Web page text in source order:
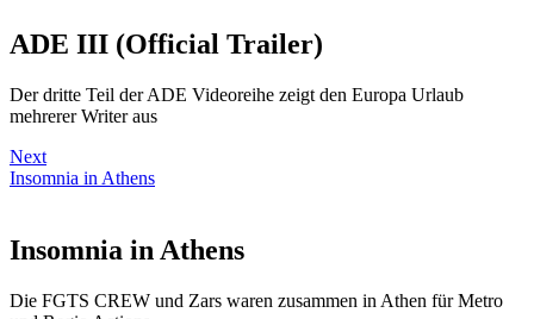
ADE III (Official Trailer)
Der dritte Teil der ADE Videoreihe zeigt den Europa Urlaub
mehrerer Writer aus
Next
Insomnia in Athens
Insomnia in Athens
Die FGTS CREW und Zars waren zusammen in Athen für Metro